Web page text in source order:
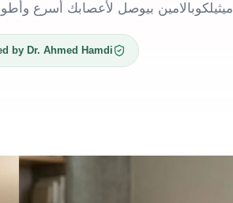
ميثيلكوبالامين بيوصل لأعصابك أسرع
by Dr. Ahmed Hamdi